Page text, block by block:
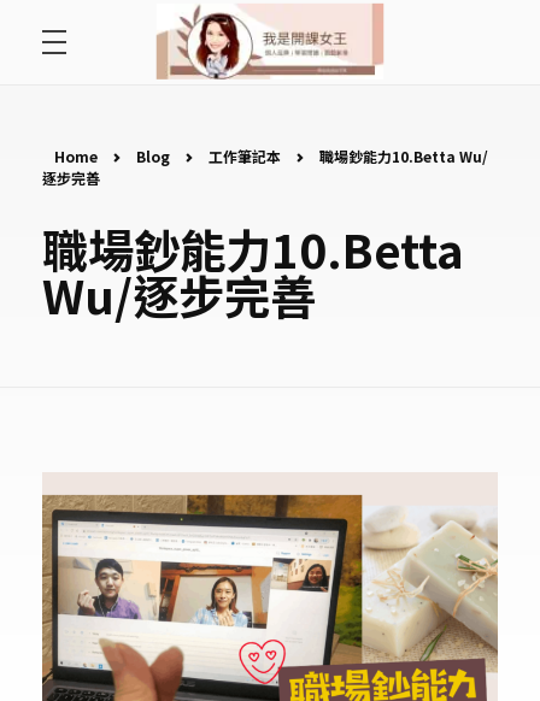
好好說故事
遇見好課程
Home Blog 工作筆記本
職場鈔能力10.Betta Wu/
逐步完善
職場鈔能力10.Betta
Wu/逐步完善